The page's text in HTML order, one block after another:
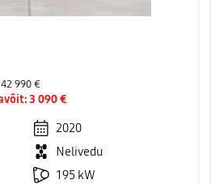
42 990 €
3 090 €
2020
Nelivedu
195 kW